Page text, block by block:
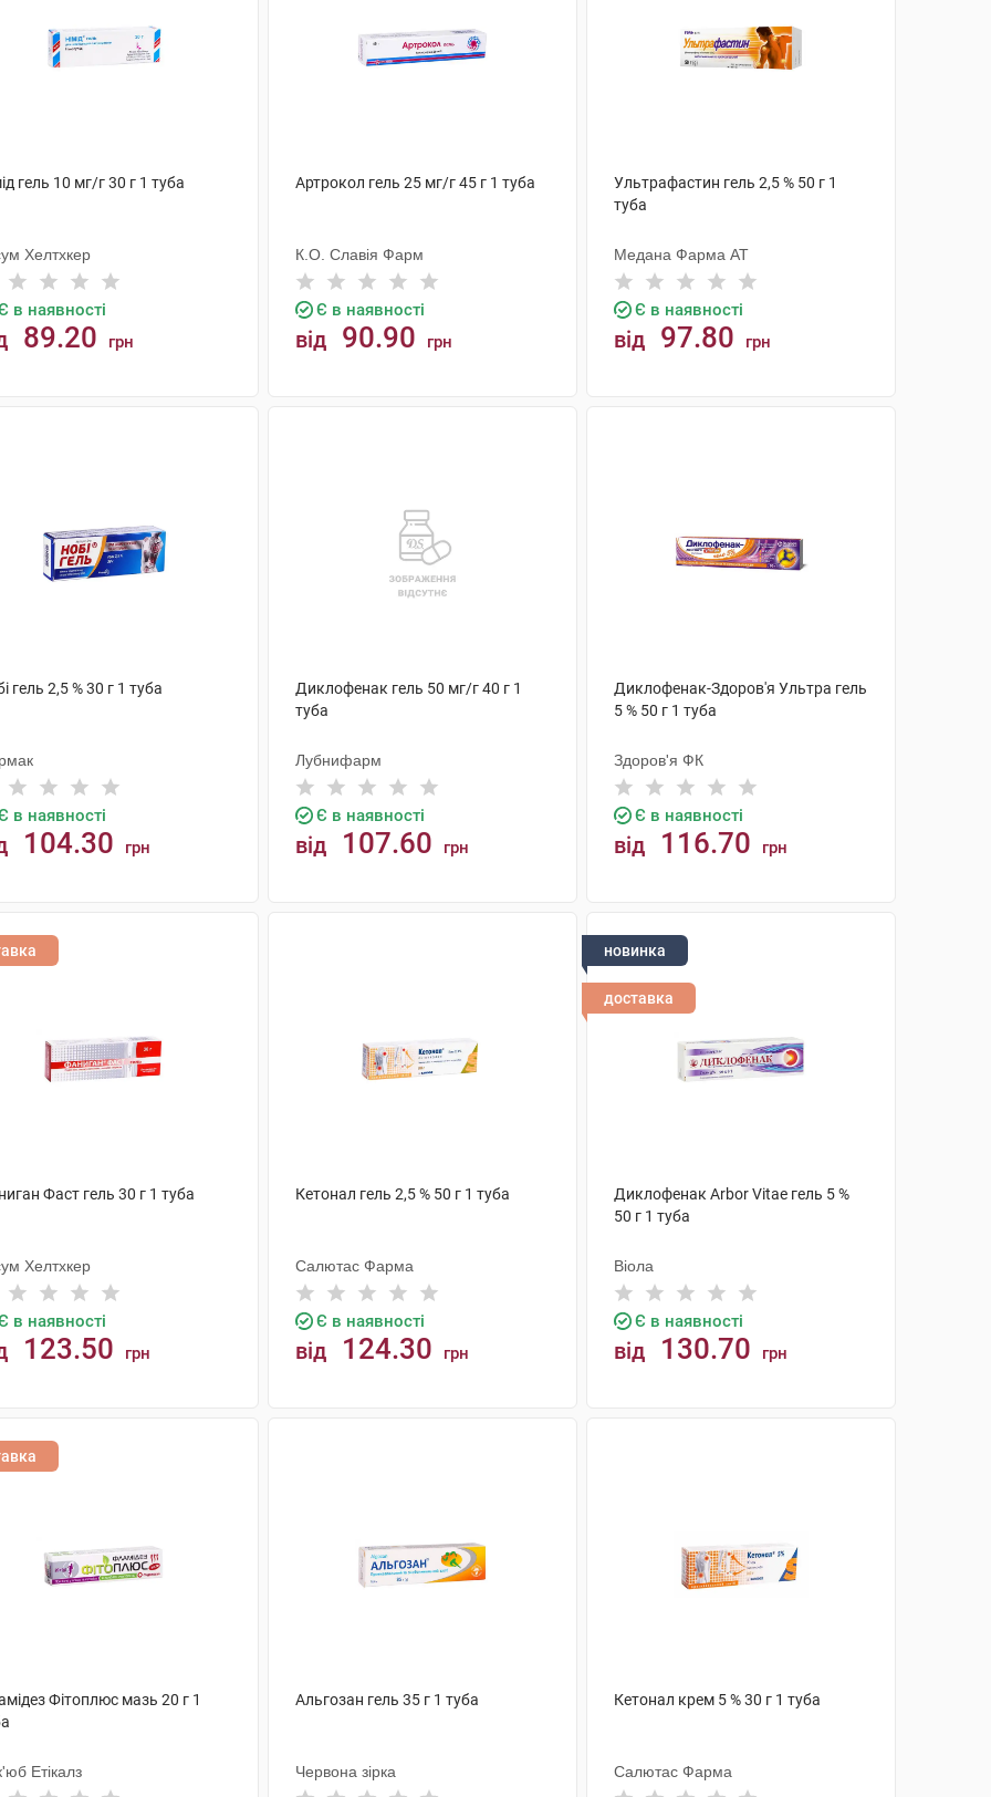
гель 10 мг/г 30 г 1 туба
Хелтхкер
в наявності
89.20 грн
Артрокол гель 25 мг/г 45 г 1 туба
К.О. Славія Фарм
Є в наявності
від 90.90 грн
Ультрафастин гель 2,5 % 50 г 1
туба
Медана Фарма АТ
Є в наявності
від 97.80 грн
гель 2,5 % 30 г 1 туба
в наявності
104.30 грн
Диклофенак гель 50 мг/г 40 г 1
туба
Лубнифарм
Є в наявності
від 107.60 грн
Диклофенак-Здоров'я Ультра гель
5 % 50 г 1 туба
Здоров'я ФК
Є в наявності
від 116.70 грн
Фаст гель 30 г 1 туба
Хелтхкер
в наявності
123.50 грн
Кетонал гель 2,5 % 50 г 1 туба
Салютас Фарма
Є в наявності
від 124.30 грн
новинка
доставка
Диклофенак Arbor Vitae гель 5 %
50 г 1 туба
Віола
Є в наявності
від 130.70 грн
Фітоплюс мазь 20 г 1
Етікалз
Альгозан гель 35 г 1 туба
Червона зірка
Кетонал крем 5 % 30 г 1 туба
Салютас Фарма